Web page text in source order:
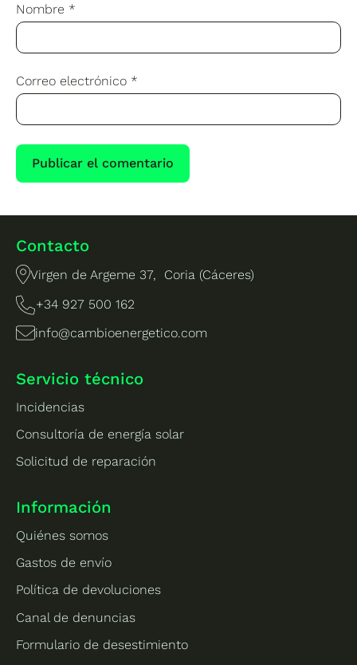
Nombre *
Correo electrónico *
Contacto
Virgen de Argeme 37, Coria (Cáceres)
+34 927 500 162
info@cambioenergetico.com
Servicio técnico
Incidencias
Consultoría de energía solar
Solicitud de reparación
Información
Quiénes somos
Gastos de envío
Política de devoluciones
Canal de denuncias
Formulario de desestimiento